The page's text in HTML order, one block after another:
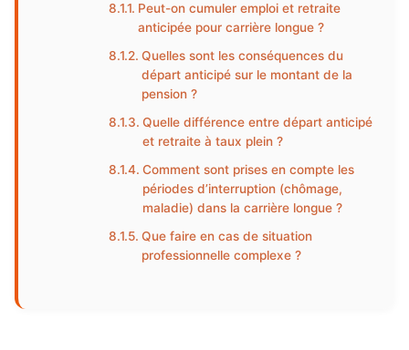
Peut-on cumuler emploi et retraite
anticipée pour carrière longue ?
Quelles sont les conséquences du
départ anticipé sur le montant de la
pension ?
Quelle différence entre départ anticipé
et retraite à taux plein ?
Comment sont prises en compte les
périodes d’interruption (chômage,
maladie) dans la carrière longue ?
Que faire en cas de situation
professionnelle complexe ?